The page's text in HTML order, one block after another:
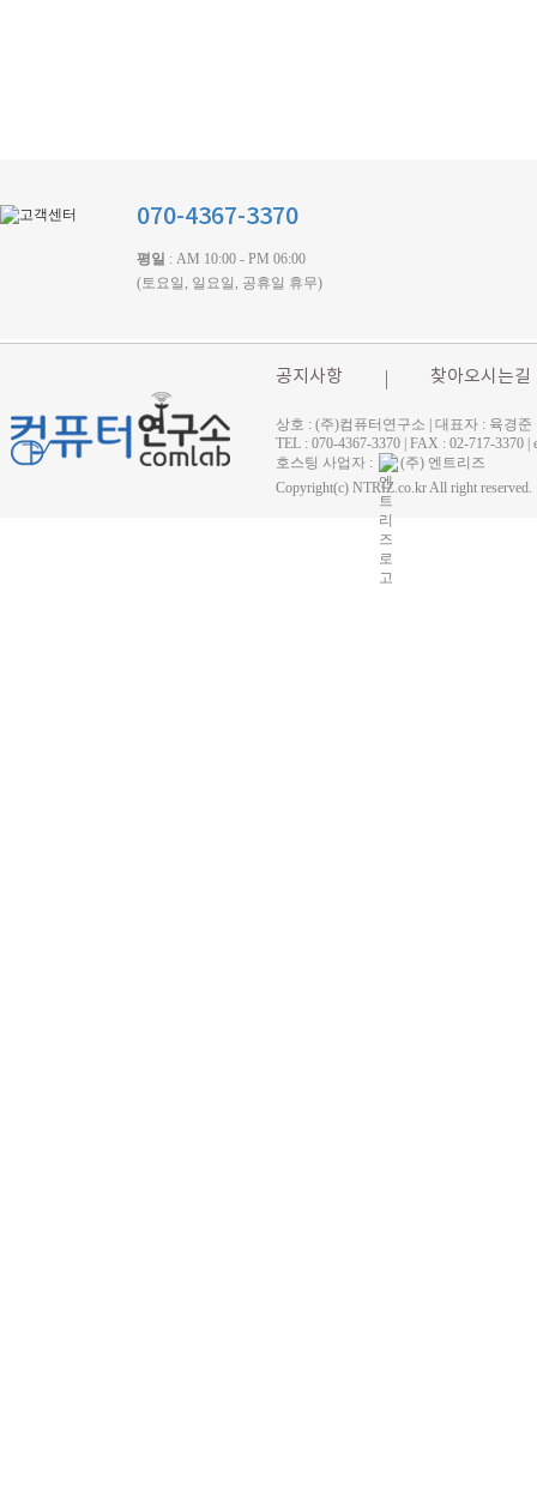
070-4367-3370
평일 : AM 10:00 - PM 06:00
(토요일, 일요일, 공휴일 휴무)
공지사항 찾아오시는길
상호 : (주)컴퓨터연구소 | 대표자 : 육경
TEL : 070-4367-3370 | FAX : 02-717-
호스팅 사업자 :
(주) 엔트리즈
Copyright(c) NTRIZ.co.kr All right reserved.